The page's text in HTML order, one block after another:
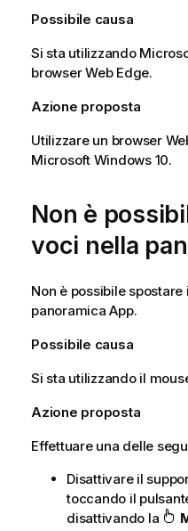
Possibile causa
Si sta utilizzando
browser Web Edge.
Azione proposta
Utilizzare un browser
Microsoft Windows 10.
Non è
voci nella
Non è possibile
panoramica App.
Possibile causa
Si sta utilizzando il
Azione proposta
Effettuare una delle
Disattivare il
toccando il
disattivando la